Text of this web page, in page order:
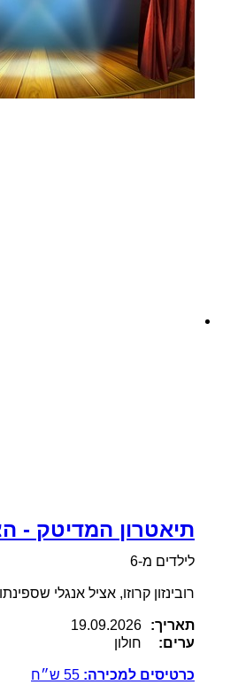
תיאטרון המדיטק -
לילדים מ-6
רובינזון קרוזו, אציל אנגלי
תאריך:
19.09.2026
ערים:
חולון
כרטיסים למכירה: 55 ש״ח